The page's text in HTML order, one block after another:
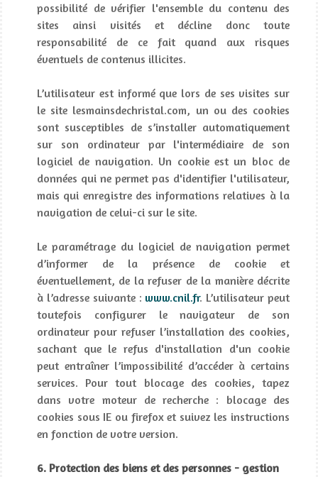
possibilité de vérifier l'ensemble du contenu des
sites ainsi visités et décline donc toute
responsabilité de ce fait quand aux risques
éventuels de contenus illicites.
L’utilisateur est informé que lors de ses visites sur
le site lesmainsdechristal.com, un ou des cookies
sont susceptibles de s’installer automatiquement
sur son ordinateur par l'intermédiaire de son
logiciel de navigation. Un cookie est un bloc de
données qui ne permet pas d'identifier l'utilisateur,
mais qui enregistre des informations relatives à la
navigation de celui-ci sur le site.
Le paramétrage du logiciel de navigation permet
d’informer de la présence de cookie et
éventuellement, de la refuser de la manière décrite
à l’adresse suivante : www.cnil.fr. L’utilisateur peut
toutefois configurer le navigateur de son
ordinateur pour refuser l’installation des cookies,
sachant que le refus d'installation d'un cookie
peut entraîner l’impossibilité d’accéder à certains
services. Pour tout blocage des cookies, tapez
dans votre moteur de recherche : blocage des
cookies sous IE ou firefox et suivez les instructions
en fonction de votre version.
6. Protection des biens et des personnes - gestion